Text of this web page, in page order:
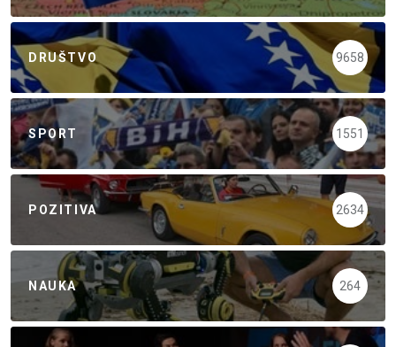
DRUŠTVO 9658
SPORT 1551
POZITIVA 2634
NAUKA 264